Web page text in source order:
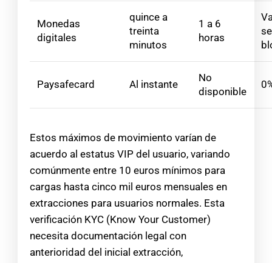
Monedas
digitales
quince a
treinta
minutos
1 a 6
horas
Paysafecard Al instante
No
disponible
Estos máximos de movimiento varían de
acuerdo al estatus VIP del usuario, variando
comúnmente entre 10 euros mínimos para
cargas hasta cinco mil euros mensuales en
extracciones para usuarios normales. Esta
verificación KYC (Know Your Customer)
necesita documentación legal con
anterioridad del inicial extracción,